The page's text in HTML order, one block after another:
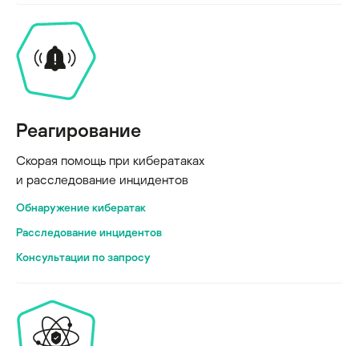
Реагирование
Скорая помощь при кибератаках
и расследование инцидентов
Обнаружение кибератак
Расследование инцидентов
Консультации по запросу